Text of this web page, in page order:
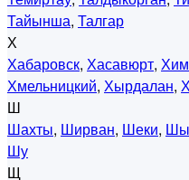
Тайынша, Талгар
Х
Хабаровск, Хасавюрт,
Хмельницкий, Хырдалан,
Ш
Шахты, Ширван, Шеки,
Шу
Щ